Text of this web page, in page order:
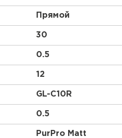
Прямой
30
0.5
12
GL-С10R
0.5
PurPro Matt